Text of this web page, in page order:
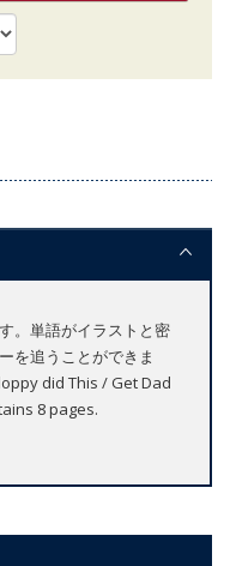
。単語がイラストと密
を追うことができま
did This / Get Dad
8 pages.